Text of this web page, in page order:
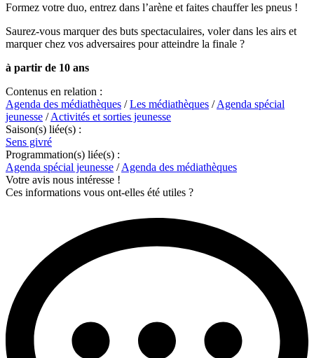
Formez votre duo, entrez dans l’arène et faites chauffer les pneus !
Saurez-vous marquer des buts spectaculaires, voler dans les airs et
marquer chez vos adversaires pour atteindre la finale ?
à partir de 10 ans
Contenus en relation :
Agenda des médiathèques /Les médiathèques /Agenda spécial
jeunesse /Activités et sorties jeunesse
Saison(s) liée(s) :
Sens givré
Programmation(s) liée(s) :
Agenda spécial jeunesse /Agenda des médiathèques
Votre avis nous intéresse !
Ces informations vous ont-elles été utiles ?